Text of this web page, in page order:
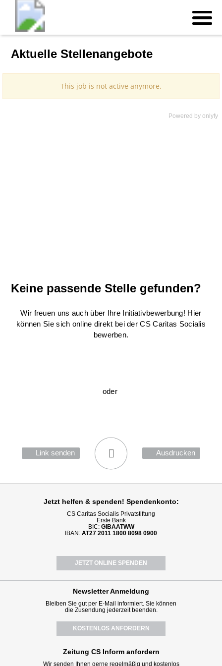
Aktuelle Stellenangebote
Powered by onlyfy
Keine passende Stelle gefunden?
Wir freuen uns auch über Ihre Initiativbewerbung! Hier
können Sie sich online direkt bei der CS Caritas Socialis
bewerben.
oder
Link senden Ausdrucken
Jetzt helfen & spenden! Spendenkonto:
CS Caritas Socialis Privatstiftung
Erste Bank
BIC: GIBAATWW
IBAN: AT27 2011 1800 8098 0900
JETZT ONLINE SPENDEN
NewsletterAnmeldung
Bleiben Sie gut per E-Mail informiert. Sie können
die Zusendung jederzeit beenden.
KOSTENLOS ANFORDERN
Zeitung CS Inform anfordern
Wir senden Ihnen gerne regelmäßig und kostenlos